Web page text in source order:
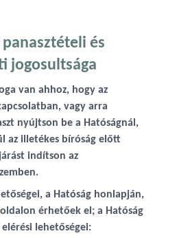
és
jogosultsága
van ahhoz, hogy az
vagy arra
nyújtson be a Hatóságnál,
az illetékes bíróság előtt
indítson az
a Hatóság honlapján,
oldalon érhetőek el; a Hatóság
lehetőségei: